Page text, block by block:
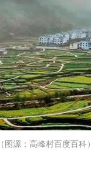
（图源：高峰村百度百科）